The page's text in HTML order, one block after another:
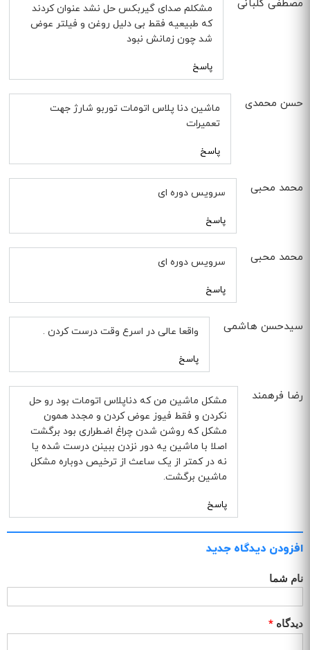
مصطفی کلبانی
مشکلم صدای گیربکس حل نشد عنوان کردند
که طبیعیه فقط بی دلیل روغن و فیلتر عوض
شد چون زمانش نبود
پاسخ
حسن محمدی
ماشین دنا پلاس اتومات توربو شارژ جهت
تعمیرات
پاسخ
محمد محبی سرویس دوره ای
پاسخ
محمد محبی سرویس دوره ای
پاسخ
سیدحسن هاشمی واقعا عالی در اسرع وقت درست کردن .
پاسخ
رضا فرهمند
مشکل ماشین من که دناپلاس اتومات بود رو حل
نکردن و فقط فیوز عوض کردن و مجدد همون
مشکل که روشن شدن چراغ اضطراری بود برگشت
اصلا با ماشین یه دور نزدن ببینن درست شده یا
نه در کمتر از یک ساعث از ترخیص دوباره مشکل
ماشین برگشت.
پاسخ
افزودن دیدگاه جدید
نام شما
دیدگاه *